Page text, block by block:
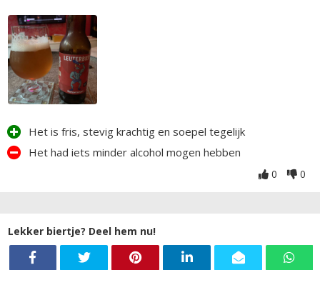
Het is fris, stevig krachtig en soepel tegelijk
Het had iets minder alcohol mogen hebben
0 0
Lekker biertje? Deel hem nu!